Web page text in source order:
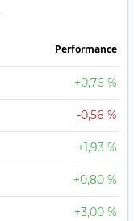
Perfor­mance
+0,76 %
-0,56 %
+1,93 %
+0,80 %
+3,00 %